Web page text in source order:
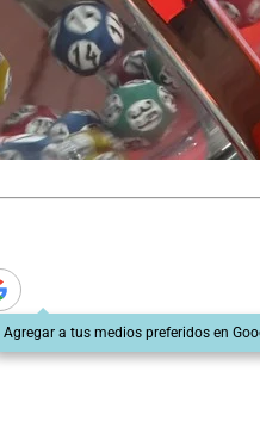
Agregar a tus medios preferidos en